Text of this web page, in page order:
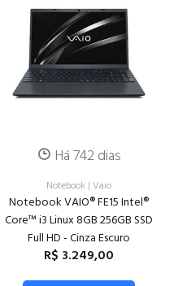
Há 742 dias
Notebook | Vaio
Notebook VAIO® FE15 Intel®
Core™ i3 Linux 8GB 256GB SSD
Full HD - Cinza Escuro
R$ 3.249,00